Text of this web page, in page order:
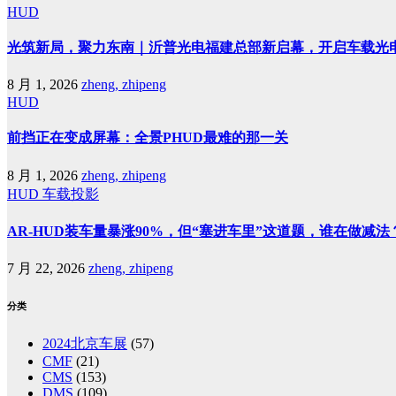
HUD
光筑新局，聚力东南｜沂普光电福建总部新启幕，开启车载光
8 月 1, 2026 zheng, zhipeng
HUD
前挡正在变成屏幕：全景PHUD最难的那一关
8 月 1, 2026 zheng, zhipeng
HUD 车载投影
AR-HUD装车量暴涨90%，但“塞进车里”这道题，谁在做减法
7 月 22, 2026 zheng, zhipeng
分类
2024北京车展 (57)
CMF (21)
CMS (153)